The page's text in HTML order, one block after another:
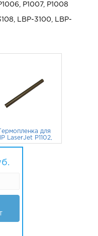
P1007, P1008
LBP-3100, LBP-
Термопленка для
LaserJet P1102,
M1132, P1005,
RM1-4209